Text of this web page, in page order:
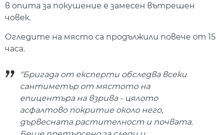
в опита за покушение е замесен вътрешен
човек.
Огледите на място са продължили повече от 15
часа.
"Бригада от експерти обследва всеки
сантиметър от мястото на
епицентъра на взрива - цялото
асфалтово покритие около него,
дървесната растителност и почвата.